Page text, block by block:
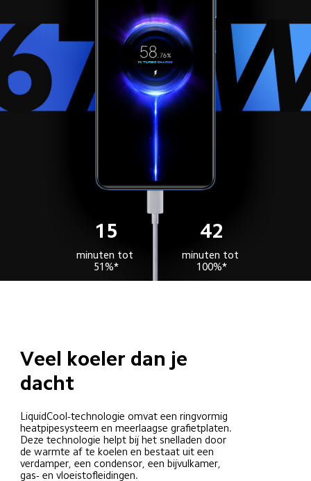
15
minuten tot
51%*
42
minuten tot
100%*
Veel koeler dan je
dacht
LiquidCool-technologie omvat een ringvormig
heatpipesysteem en meerlaagse grafietplaten.
Deze technologie helpt bij het snelladen door
de warmte af te koelen en bestaat uit een
verdamper, een condensor, een bijvulkamer,
gas- en vloeistofleidingen.